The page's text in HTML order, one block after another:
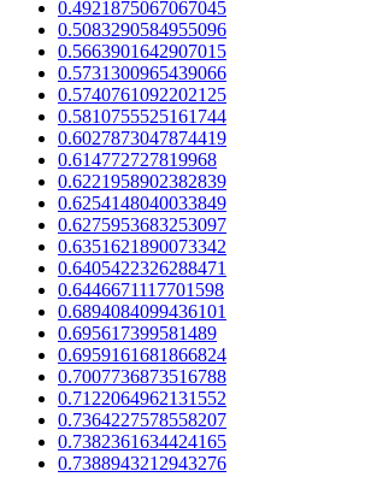
0.4921875067067045
0.5083290584955096
0.5663901642907015
0.5731300965439066
0.5740761092202125
0.5810755525161744
0.6027873047874419
0.614772727819968
0.6221958902382839
0.6254148040033849
0.6275953683253097
0.6351621890073342
0.6405422326288471
0.6446671117701598
0.6894084099436101
0.695617399581489
0.6959161681866824
0.7007736873516788
0.7122064962131552
0.7364227578558207
0.7382361634424165
0.7388943212943276